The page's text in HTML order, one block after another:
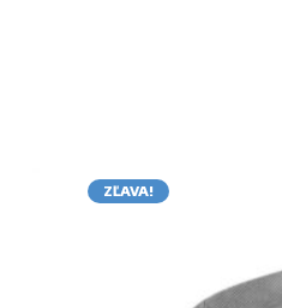
ZĽAVA!